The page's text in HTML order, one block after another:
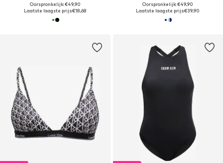
Oorspronkelijk: €49,90
Laatste laagste prijs:€18,68
Oorspronkelijk: €49,90
Laatste laagste prijs:€39,90